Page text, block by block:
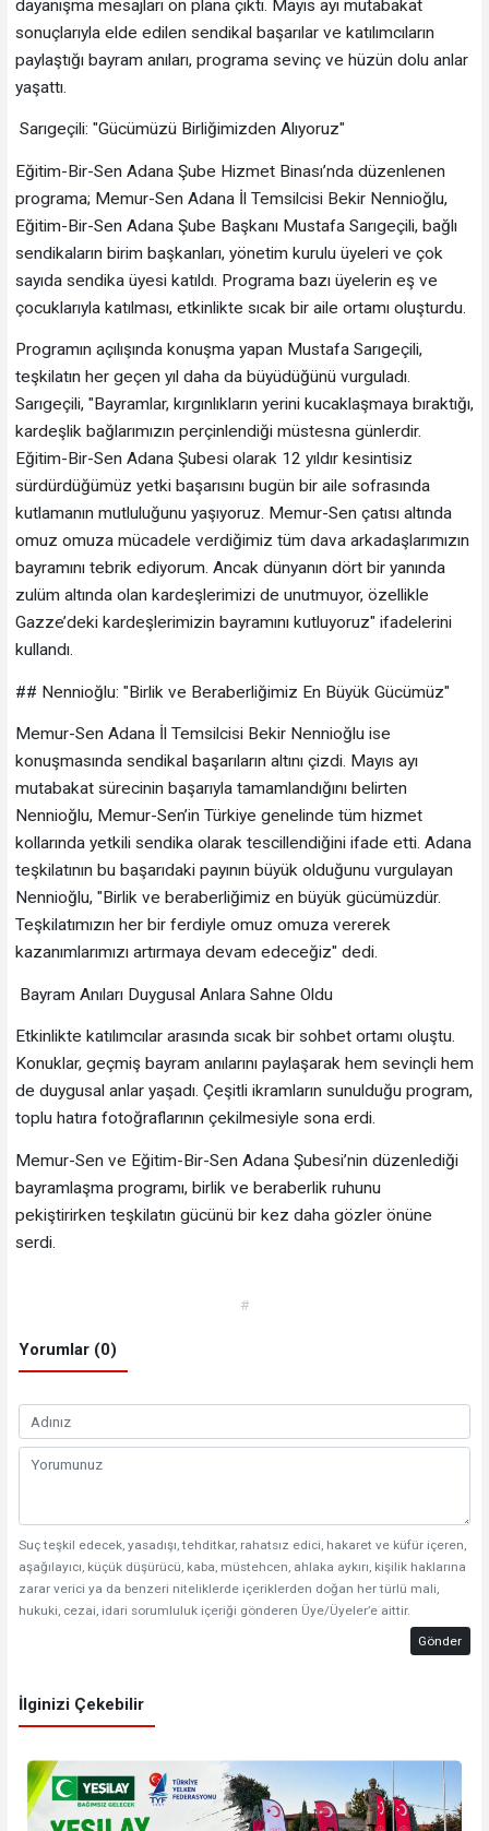
dayanışma mesajları ön plana çıktı. Mayıs ayı mutabakat
sonuçlarıyla elde edilen sendikal başarılar ve katılımcıların
paylaştığı bayram anıları, programa sevinç ve hüzün dolu anlar
yaşattı.
Sarıgeçili: "Gücümüzü Birliğimizden Alıyoruz"
Eğitim-Bir-Sen Adana Şube Hizmet Binası’nda düzenlenen
programa; Memur-Sen Adana İl Temsilcisi Bekir Nennioğlu,
Eğitim-Bir-Sen Adana Şube Başkanı Mustafa Sarıgeçili, bağlı
sendikaların birim başkanları, yönetim kurulu üyeleri ve çok
sayıda sendika üyesi katıldı. Programa bazı üyelerin eş ve
çocuklarıyla katılması, etkinlikte sıcak bir aile ortamı oluşturdu.
Programın açılışında konuşma yapan Mustafa Sarıgeçili,
teşkilatın her geçen yıl daha da büyüdüğünü vurguladı.
Sarıgeçili, "Bayramlar, kırgınlıkların yerini kucaklaşmaya bıraktığı,
kardeşlik bağlarımızın perçinlendiği müstesna günlerdir.
Eğitim-Bir-Sen Adana Şubesi olarak 12 yıldır kesintisiz
sürdürdüğümüz yetki başarısını bugün bir aile sofrasında
kutlamanın mutluluğunu yaşıyoruz. Memur-Sen çatısı altında
omuz omuza mücadele verdiğimiz tüm dava arkadaşlarımızın
bayramını tebrik ediyorum. Ancak dünyanın dört bir yanında
zulüm altında olan kardeşlerimizi de unutmuyor, özellikle
Gazze’deki kardeşlerimizin bayramını kutluyoruz" ifadelerini
kullandı.
## Nennioğlu: "Birlik ve Beraberliğimiz En Büyük Gücümüz"
Memur-Sen Adana İl Temsilcisi Bekir Nennioğlu ise
konuşmasında sendikal başarıların altını çizdi. Mayıs ayı
mutabakat sürecinin başarıyla tamamlandığını belirten
Nennioğlu, Memur-Sen’in Türkiye genelinde tüm hizmet
kollarında yetkili sendika olarak tescillendiğini ifade etti. Adana
teşkilatının bu başarıdaki payının büyük olduğunu vurgulayan
Nennioğlu, "Birlik ve beraberliğimiz en büyük gücümüzdür.
Teşkilatımızın her bir ferdiyle omuz omuza vererek
kazanımlarımızı artırmaya devam edeceğiz" dedi.
Bayram Anıları Duygusal Anlara Sahne Oldu
Etkinlikte katılımcılar arasında sıcak bir sohbet ortamı oluştu.
Konuklar, geçmiş bayram anılarını paylaşarak hem sevinçli hem
de duygusal anlar yaşadı. Çeşitli ikramların sunulduğu program,
toplu hatıra fotoğraflarının çekilmesiyle sona erdi.
Memur-Sen ve Eğitim-Bir-Sen Adana Şubesi’nin düzenlediği
bayramlaşma programı, birlik ve beraberlik ruhunu
pekiştirirken teşkilatın gücünü bir kez daha gözler önüne
serdi.
#
Yorumlar (0)
Suç teşkil edecek, yasadışı, tehditkar, rahatsız edici, hakaret ve küfür içeren,
aşağılayıcı, küçük düşürücü, kaba, müstehcen, ahlaka aykırı, kişilik haklarına
zarar verici ya da benzeri niteliklerde içeriklerden doğan her türlü mali,
hukuki, cezai, idari sorumluluk içeriği gönderen Üye/Üyeler’e aittir.
Gönder
İlginizi Çekebilir